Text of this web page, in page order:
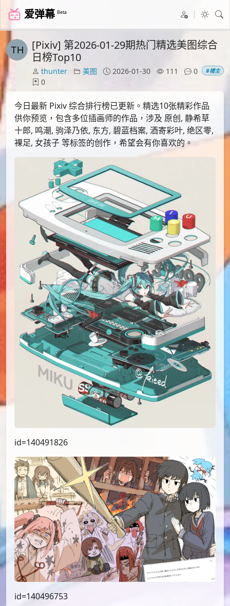
爱弹幕 Beta
[Pixiv] 第2026-01-29期热门精选美图综合
日榜Top10
thunter 美图 2026-01-30 111
0
0
#楼主
今日最新 Pixiv 综合排行榜已更新。精选10张精彩作品
供你预览，包含多位插画师的作品，涉及 原创, 静希草
十郎, 鸣潮, 驹泽乃依, 东方, 碧蓝档案, 酒寄彩叶, 绝区零,
裸足, 女孩子 等标签的创作，希望会有你喜欢的。
id=140491826
id=140496753